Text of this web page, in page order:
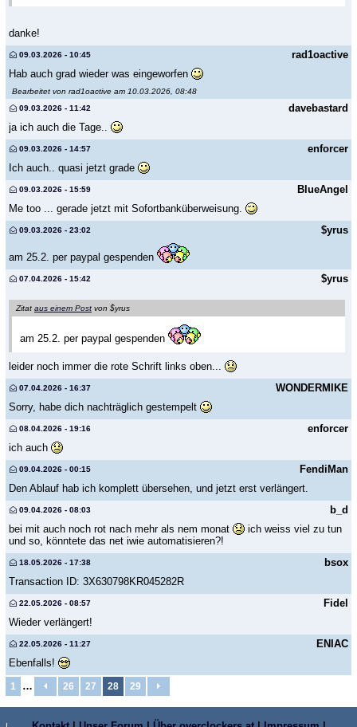
danke!
rad1oactive
09.03.2026 - 10:45
Hab auch grad wieder was eingeworfen
Bearbeitet von rad1oactive am 10.03.2026, 08:48
davebastard
09.03.2026 - 11:42
ja ich auch die Tage..
enforcer
09.03.2026 - 14:57
Ich auch.. quasi jetzt grade
BlueAngel
09.03.2026 - 15:59
Me too ... gerade jetzt mit Sofortbanküberweisung.
$yrus
09.03.2026 - 23:02
am 25.2. per paypal gespenden
$yrus
07.04.2026 - 15:42
Zitat aus einem Post von $yrus
am 25.2. per paypal gespenden
leider noch immer die rote Schrift links oben...
WONDERMIKE
07.04.2026 - 16:37
Sorry, habe dich nachträglich gestempelt
enforcer
08.04.2026 - 19:16
ich auch
FendiMan
09.04.2026 - 00:15
Den Ablauf hab ich komplett übersehen, und jetzt erst verlängert.
b_d
09.04.2026 - 08:03
bei mit auch noch rot nach mehr als nem monat
ich weiss viel zu tun
und so, könntete das net iwie automatisieren?!
bsox
18.05.2026 - 17:38
Transaction ID: 3X630798KR045282R
Fidel
22.05.2026 - 08:57
Wieder verlängert!
ENIAC
22.05.2026 - 11:27
Ebenfalls!
1 … 26 27 28 29